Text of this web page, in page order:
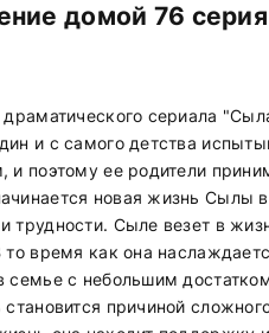
домой 76
драматического сериала
и с самого детства
и поэтому ее родители
новая жизнь Сылы
трудности. Сыле везет в
то время как она
семье с небольшим
причиной